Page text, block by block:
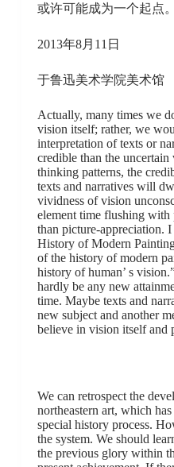
或许可能成为一个起点。
2013年8月11日
于鲁迅美术学院美术馆
Actually, many times we
vision itself; rather, we
interpretation of texts or
credible than the uncertain
thinking patterns, the
texts and narratives will
vividness of vision
element time flushing with
than picture-appreciation.
History of Modern
of the history of modern
history of human’ s
hardly be any new
time. Maybe texts and
new subject and another
believe in vision itself and
We can retrospect the
northeastern art, which
special history process.
the system. We should
the previous glory within